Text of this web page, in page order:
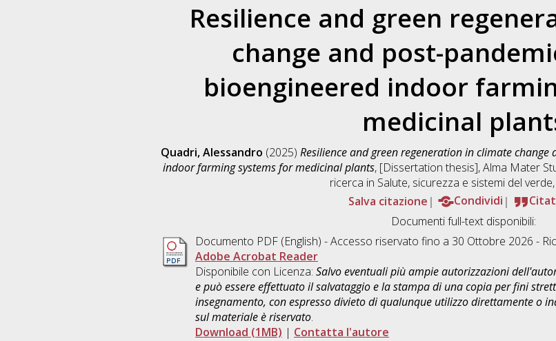
Resilience and green
change and post-
bioengineered indoor
medicinal
Quadri, Alessandro (2025) Resilience and green regeneration in climate
indoor farming systems for medicinal plants, [Dissertation thesis], Alma Mater
ricerca in Salute, sicurezza e sistemi del verde
Salva citazione
Condividi
Documenti full-text disponibili:
Documento PDF (English) - Accesso riservato fino a 30 Ottobre 2026 -
Adobe Acrobat Reader
Disponibile con Licenza: Salvo eventuali più ampie autorizzazioni
e può essere effettuato il salvataggio e la stampa di una copia per fini
insegnamento, con espresso divieto di qualunque utilizzo direttamente o
sul materiale è riservato.
Download (1MB) | Contatta l'autore